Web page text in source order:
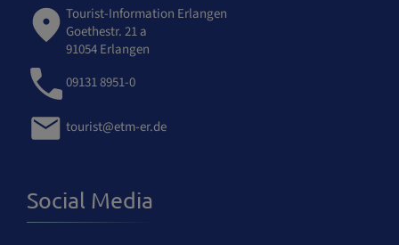
Tourist-Information Erlangen
Goethestr. 21 a
91054 Erlangen
09131 8951-0
tourist@etm-er.de
Social Media